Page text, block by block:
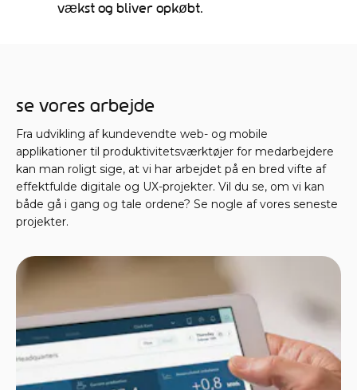
vækst og bliver opkøbt.
Se vores arbejde
Fra udvikling af kundevendte web- og mobile
applikationer til produktivitetsværktøjer for medarbejdere
kan man roligt sige, at vi har arbejdet på en bred vifte af
effektfulde digitale og UX-projekter. Vil du se, om vi kan
både gå i gang og tale ordene? Se nogle af vores seneste
projekter.